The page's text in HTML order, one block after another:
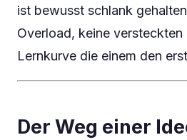
ist bewusst schlank
Overload, keine
Lernkurve die einem den
Der Weg einer